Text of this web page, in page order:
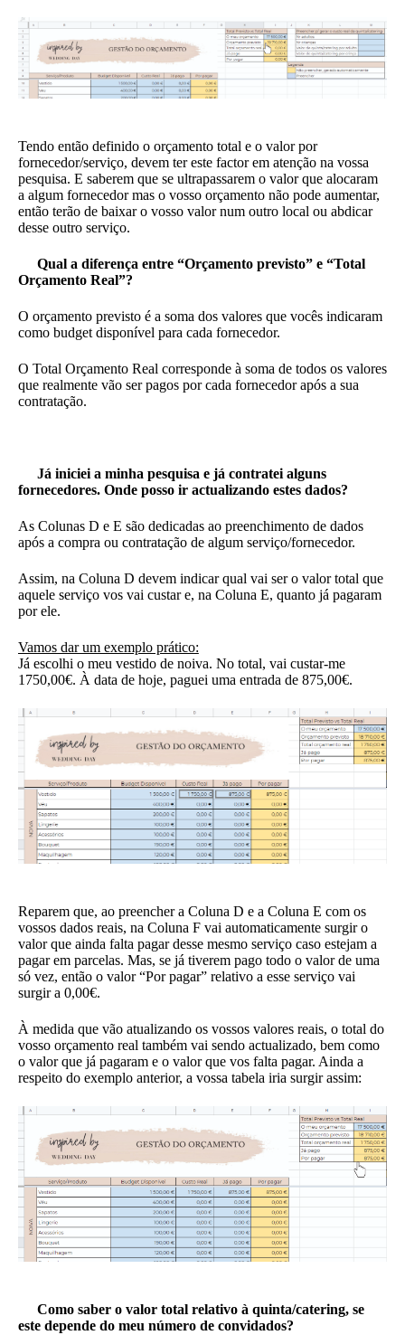
Tendo então definido o orçamento total e o valor por
fornecedor/serviço, devem ter este factor em atenção na vossa
pesquisa. E saberem que se ultrapassarem o valor que alocaram
a algum fornecedor mas o vosso orçamento não pode aumentar,
então terão de baixar o vosso valor num outro local ou abdicar
desse outro serviço.
Qual a diferença entre “Orçamento previsto” e “Total
Orçamento Real”?
O orçamento previsto é a soma dos valores que vocês indicaram
como budget disponível para cada fornecedor.
O Total Orçamento Real corresponde à soma de todos os valores
que realmente vão ser pagos por cada fornecedor após a sua
contratação.
Já iniciei a minha pesquisa e já contratei alguns
fornecedores. Onde posso ir actualizando estes dados?
As Colunas D e E são dedicadas ao preenchimento de dados
após a compra ou contratação de algum serviço/fornecedor.
Assim, na Coluna D devem indicar qual vai ser o valor total que
aquele serviço vos vai custar e, na Coluna E, quanto já pagaram
por ele.
Vamos dar um exemplo prático:
Já escolhi o meu vestido de noiva. No total, vai custar-me
1750,00€. À data de hoje, paguei uma entrada de 875,00€.
Reparem que, ao preencher a Coluna D e a Coluna E com os
vossos dados reais, na Coluna F vai automaticamente surgir o
valor que ainda falta pagar desse mesmo serviço caso estejam a
pagar em parcelas. Mas, se já tiverem pago todo o valor de uma
só vez, então o valor “Por pagar” relativo a esse serviço vai
surgir a 0,00€.
À medida que vão atualizando os vossos valores reais, o total do
vosso orçamento real também vai sendo actualizado, bem como
o valor que já pagaram e o valor que vos falta pagar. Ainda a
respeito do exemplo anterior, a vossa tabela iria surgir assim:
Como saber o valor total relativo à quinta/catering, se
este depende do meu número de convidados?